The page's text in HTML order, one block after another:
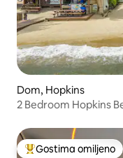
Dom, Hopkins
2 Bedroom Hopkins
Najuspešniji među
Gostima omiljeno